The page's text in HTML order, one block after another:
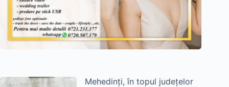
Mehedinți, în topul județelor